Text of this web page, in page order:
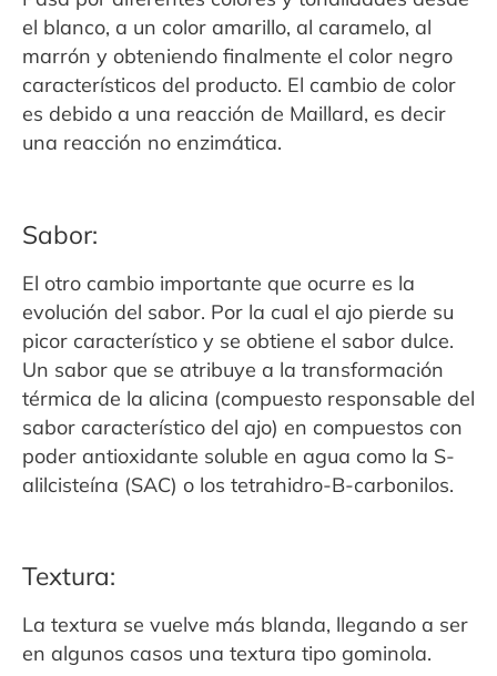
el blanco, a un color amarillo, al caramelo, al
marrón y obteniendo finalmente el color negro
característicos del producto. El cambio de color
es debido a una reacción de Maillard, es decir
una reacción no enzimática.
Sabor:
El otro cambio importante que ocurre es la
evolución del sabor. Por la cual el ajo pierde su
picor característico y se obtiene el sabor dulce.
Un sabor que se atribuye a la transformación
térmica de la alicina (compuesto responsable del
sabor característico del ajo) en compuestos con
poder antioxidante soluble en agua como la S-
alilcisteína (SAC) o los tetrahidro-B-carbonilos.
Textura:
La textura se vuelve más blanda, llegando a ser
en algunos casos una textura tipo gominola.